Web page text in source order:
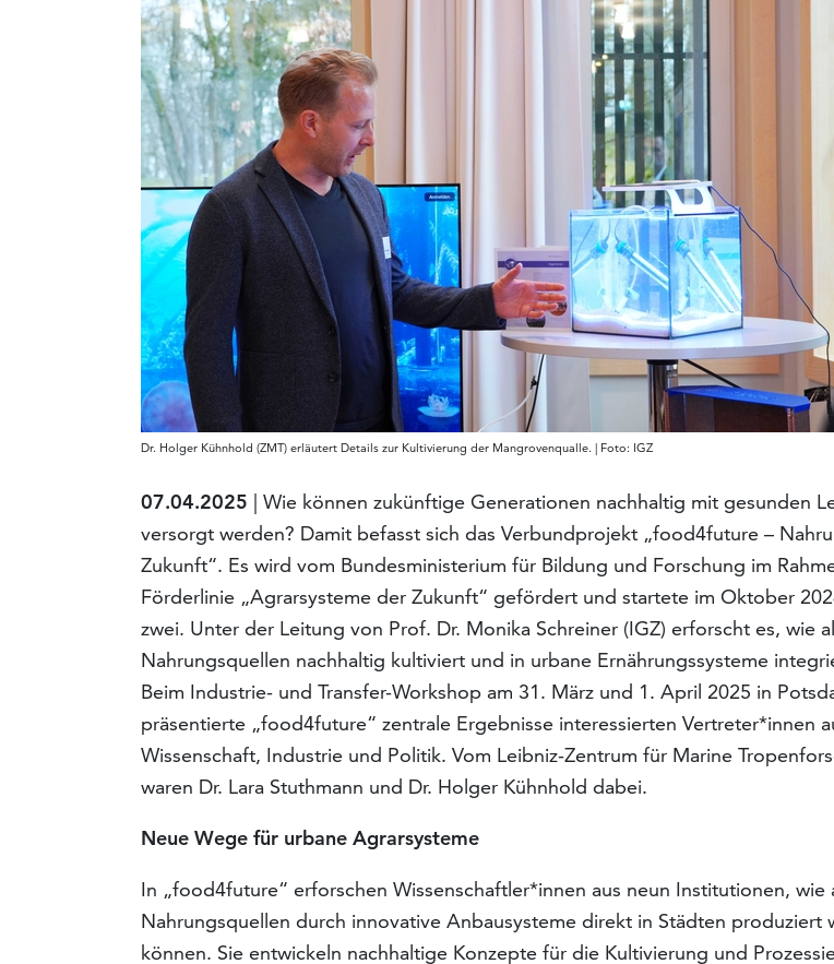
Dr. Holger Kühnhold (ZMT) erläutert Details zur Kultivierung der Mangrovenqualle. | Foto: IGZ
07.04.2025 | Wie können zukünftige Generationen nachhaltig mit gesunden
versorgt werden? Damit befasst sich das Verbundprojekt „food4future –
Zukunft“. Es wird vom Bundesministerium für Bildung und Forschung im
Förderlinie „Agrarsysteme der Zukunft“ gefördert und startete im Oktober
zwei. Unter der Leitung von Prof. Dr. Monika Schreiner (IGZ) erforscht es, wie
Nahrungsquellen nachhaltig kultiviert und in urbane Ernährungssysteme
Beim Industrie- und Transfer-Workshop am 31. März und 1. April 2025 in
präsentierte „food4future“ zentrale Ergebnisse interessierten Vertreter*innen
Wissenschaft, Industrie und Politik. Vom Leibniz-Zentrum für Marine
waren Dr. Lara Stuthmann und Dr. Holger Kühnhold dabei.
Neue Wege für urbane Agrarsysteme
In „food4future“ erforschen Wissenschaftler*innen aus neun Institutionen, wie
Nahrungsquellen durch innovative Anbausysteme direkt in Städten produziert
können. Sie entwickeln nachhaltige Konzepte für die Kultivierung und